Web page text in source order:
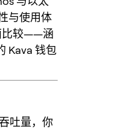
与使用体
比较——涵
Kava 钱包
吐量，你